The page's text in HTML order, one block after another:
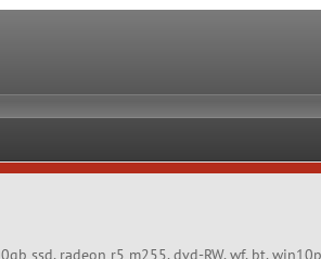
ssd, radeon r5 m255, dvd-RW, wf, bt,